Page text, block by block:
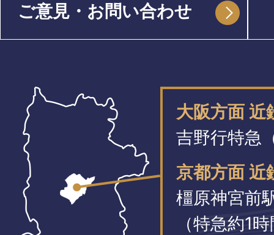
ご意見・お問い合わせ
大阪方面
吉野行特急
京都方面 近
橿原神宮前
（特急約1